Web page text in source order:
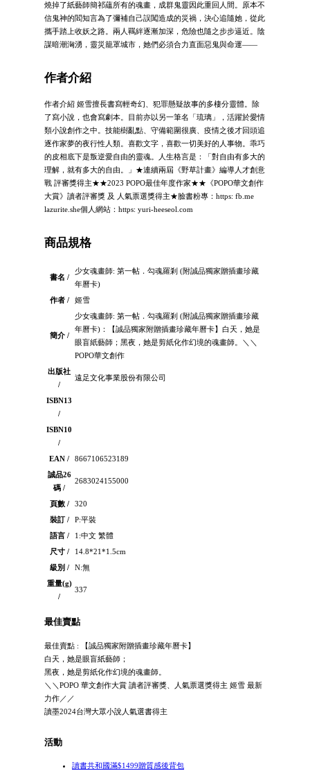
燒掉了紙藝師簡祁蘊所有的魂畫，成群鬼靈因此重回人間。原本不
信鬼神的閻知言為了彌補自己誤闖造成的災禍，決心追隨她，從此
攜手踏上收妖之路。兩人羈絆逐漸加深，危險也隨之步步逼近。陰
謀暗潮洶湧，靈災籠罩城市，她們必須合力直面惡鬼與命運——
作者介紹
作者介紹 姬雪擅長書寫輕奇幻、犯罪懸疑故事的多棲分靈體。除
了寫小說，也會寫劇本。目前亦以另一筆名「琉璃」，活躍於愛情
類小說創作之中。技能樹亂點、守備範圍很廣、疫情之後才回頭追
逐作家夢的夜行性人類。喜歡文字，喜歡一切美好的人事物。乖巧
的皮相底下是叛逆愛自由的靈魂。人生格言是：「對自由有多大的
理解，就有多大的自由。」★連續兩屆《野草計畫》編導人才創意
戰 評審獎得主★★2023 POPO最佳年度作家★★《POPO華文創作
大賞》讀者評審獎 及 人氣票選獎得主★臉書粉專：https: fb.me
lazurite.she個人網站：https: yuri-heeseol.com
商品規格
書名 /
少女魂畫師: 第一帖．勾魂羅剎 (附誠品獨家贈插畫珍藏
年曆卡)
作者 /
姬雪
簡介 /
少女魂畫師: 第一帖．勾魂羅剎 (附誠品獨家贈插畫珍藏
年曆卡)：【誠品獨家附贈插畫珍藏年曆卡】白天，她是
眼盲紙藝師；黑夜，她是剪紙化作幻境的魂畫師。＼＼
POPO華文創作
出版社
/
遠足文化事業股份有限公司
ISBN13
/
ISBN10
/
EAN /
8667106523189
誠品26
碼 /
2683024155000
頁數 /
320
裝訂 /
P:平裝
語言 /
1:中文 繁體
尺寸 /
14.8*21*1.5cm
級別 /
N:無
重量(g)
/
337
最佳賣點
最佳賣點 : 【誠品獨家附贈插畫珍藏年曆卡】
白天，她是眼盲紙藝師；
黑夜，她是剪紙化作幻境的魂畫師。
＼＼POPO 華文創作大賞 讀者評審獎、人氣票選獎得主 姬雪 最新
力作／／
讀墨2024台灣大眾小說人氣選書得主
活動
讀書共和國滿$1499贈質感後背包